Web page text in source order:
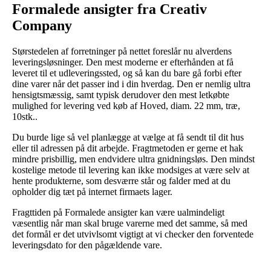
Formalede ansigter fra Creativ
Company
Størstedelen af forretninger på nettet foreslår nu alverdens
leveringsløsninger. Den mest moderne er efterhånden at få
leveret til et udleveringssted, og så kan du bare gå forbi efter
dine varer når det passer ind i din hverdag. Den er nemlig ultra
hensigtsmæssig, samt typisk derudover den mest letkøbte
mulighed for levering ved køb af Hoved, diam. 22 mm, træ,
10stk..
Du burde lige så vel planlægge at vælge at få sendt til dit hus
eller til adressen på dit arbejde. Fragtmetoden er gerne et hak
mindre prisbillig, men endvidere ultra gnidningsløs. Den mindst
kostelige metode til levering kan ikke modsiges at være selv at
hente produkterne, som desværre står og falder med at du
opholder dig tæt på internet firmaets lager.
Fragttiden på Formalede ansigter kan være ualmindeligt
væsentlig når man skal bruge varerne med det samme, så med
det formål er det utvivlsomt vigtigt at vi checker den forventede
leveringsdato for den pågældende vare.